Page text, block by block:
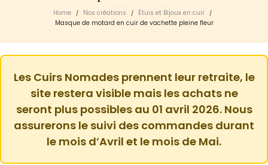
Home / Nos créations / Étuis et Bijoux en cuir /
Masque de motard en cuir de vachette pleine fleur
Les Cuirs Nomades prennent leur retraite, le
site restera visible mais les achats ne
seront plus possibles au 01 avril 2026. Nous
assurerons le suivi des commandes durant
le mois d’Avril et le mois de Mai.